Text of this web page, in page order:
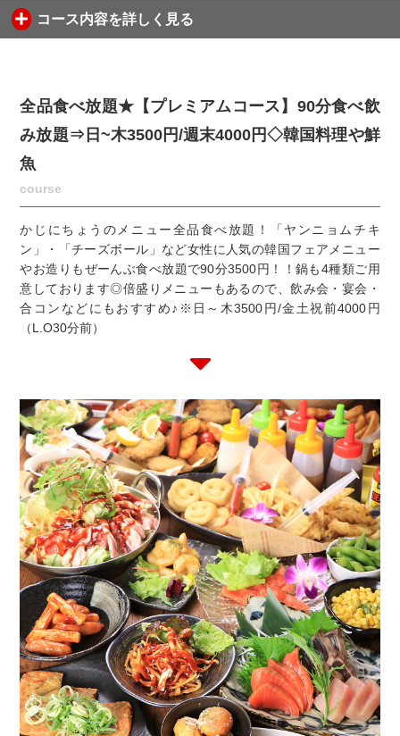
コース内容を詳しく見る
全品食べ放題★【プレミアムコース】90分食べ飲
み放題⇒日~木3500円/週末4000円◇韓国料理や鮮
魚
course
かじにちょうのメニュー全品食べ放題！「ヤンニョムチキ
ン」・「チーズボール」など女性に人気の韓国フェアメニュー
やお造りもぜーんぶ食べ放題で90分3500円！！鍋も4種類ご用
意しております◎倍盛りメニューもあるので、飲み会・宴会・
合コンなどにもおすすめ♪※日～木3500円/金土祝前4000円
（L.O30分前）